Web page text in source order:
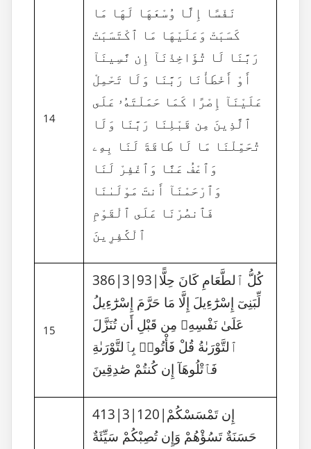
14
نَفْسًا إِلَّا وُسْعَهَا لَهَا مَا
كَسَبَتْ وَعَلَيْهَا مَا ٱكْتَسَبَتْ
رَبَّنَا لَا تُؤَاخِذْنَآ إِن نَّسِينَآ
أَوْ أَخْطَأْنَا رَبَّنَا وَلَا تَحْمِلْ
عَلَيْنَآ إِصْرًا كَمَا حَمَلْتَهُۥ عَلَى
ٱلَّذِينَ مِن قَبْلِنَا رَبَّنَا وَلَا
تُحَمِّلْنَا مَا لَا طَاقَةَ لَنَا بِهِۦ
وَٱعْفُ عَنَّا وَٱغْفِرْ لَنَا
وَٱرْحَمْنَآ أَنتَ مَوْلَىٰنَا
فَٱنصُرْنَا عَلَى ٱلْقَوْمِ
ٱلْكَٰفِرِينَ
15
386|3|93|كُلُّ ٱلطَّعَامِ كَانَ حِلًّا
لِّبَنِىٓ إِسْرَٰٓءِيلَ إِلَّا مَا حَرَّمَ إِسْرَٰٓءِيلُ
عَلَىٰ نَفْسِهِۦ مِن قَبْلِ أَن تُنَزَّلَ
ٱلتَّوْرَىٰةُ قُلْ فَأْتُوا۟ بِٱلتَّوْرَىٰةِ
فَٱتْلُوهَآ إِن كُنتُمْ صَٰدِقِينَ
413|3|120|إِن تَمْسَسْكُمْ
حَسَنَةٌ تَسُؤْهُمْ وَإِن تُصِبْكُمْ سَيِّئَةٌ